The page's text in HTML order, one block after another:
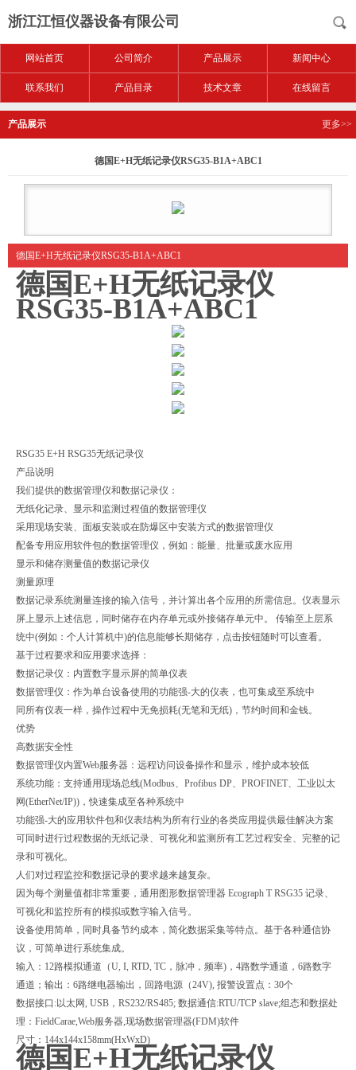
浙江江恒仪器设备有限公司
网站首页 公司简介 产品展示 新闻中心
联系我们 产品目录 技术文章 在线留言
产品展示 更多>>
德国E+H无纸记录仪RSG35-B1A+ABC1
德国E+H无纸记录仪RSG35-B1A+ABC1
德国E+H无纸记录仪
RSG35-B1A+ABC1
RSG35 E+H RSG35无纸记录仪
产品说明
我们提供的数据管理仪和数据记录仪：
无纸化记录、显示和监测过程值的数据管理仪
采用现场安装、面板安装或在防爆区中安装方式的数据管理仪
配备专用应用软件包的数据管理仪，例如：能量、批量或废水应用
显示和储存测量值的数据记录仪
测量原理
数据记录系统测量连接的输入信号，并计算出各个应用的所需信息。仪表显示
屏上显示上述信息，同时储存在内存单元或外接储存单元中。 传输至上层系
统中(例如：个人计算机中)的信息能够长期储存，点击按钮随时可以查看。
基于过程要求和应用要求选择：
数据记录仪：内置数字显示屏的简单仪表
数据管理仪：作为单台设备使用的功能强-大的仪表，也可集成至系统中
同所有仪表一样，操作过程中无免损耗(无笔和无纸)，节约时间和金钱。
优势
高数据安全性
数据管理仪内置Web服务器：远程访问设备操作和显示，维护成本较低
系统功能：支持通用现场总线(Modbus、Profibus DP、PROFINET、工业以太
网(EtherNet/IP))，快速集成至各种系统中
功能强-大的应用软件包和仪表结构为所有行业的各类应用提供最佳解决方案
可同时进行过程数据的无纸记录、可视化和监测所有工艺过程安全、完整的记
录和可视化。
人们对过程监控和数据记录的要求越来越复杂。
因为每个测量值都非常重要，通用图形数据管理器 Ecograph T RSG35 记录、
可视化和监控所有的模拟或数字输入信号。
设备使用简单，同时具备节约成本，简化数据采集等特点。基于各种通信协
议，可简单进行系统集成。
输入：12路模拟通道（U, I, RTD, TC，脉冲，频率)，4路数学通道，6路数字
通道；输出：6路继电器输出，回路电源（24V), 报警设置点：30个
数据接口:以太网, USB，RS232/RS485; 数据通信:RTU/TCP slave;组态和数据处
理：FieldCarae,Web服务器,现场数据管理器(FDM)软件
尺寸：144x144x158mm(HxWxD)
德国E+H无纸记录仪